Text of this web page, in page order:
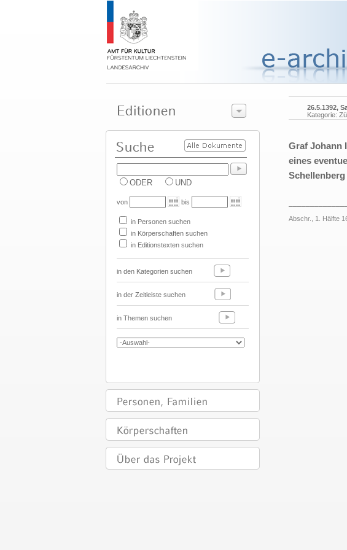
ODER UND
von bis
in Personen suchen
in Körperschaften suchen
in Editionstexten suchen
in den Kategorien suchen
in der Zeitleiste suchen
in Themen suchen
26.5.1392,
Kategorie:
Graf Johann
eines
Abschr., 1. Hälfte